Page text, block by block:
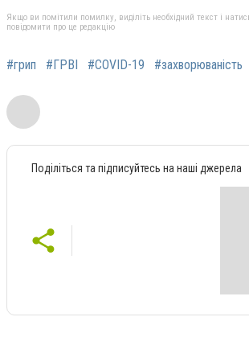
Якщо ви помітили помилку, виділіть необхідний текст і
повідомити про це редакцію
#грип #ГРВІ #COVID-19 #захворюваність
Поділіться та підписуйтесь на наші джерела